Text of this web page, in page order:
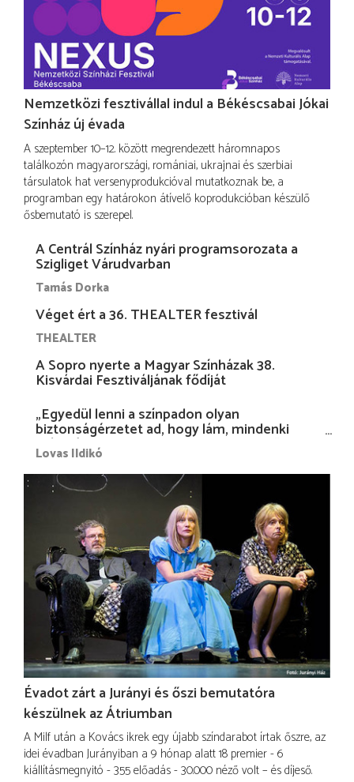
Nemzetközi fesztivállal indul a Békéscsabai Jókai
Színház új évada
A szeptember 10–12. között megrendezett háromnapos
találkozón magyarországi, romániai, ukrajnai és szerbiai
társulatok hat versenyprodukcióval mutatkoznak be, a
programban egy határokon átívelő koprodukcióban készülő
ősbemutató is szerepel.
A Centrál Színház nyári programsorozata a
Szigliget Várudvarban
Tamás Dorka
Véget ért a 36. THEALTER fesztivál
THEALTER
A Sopro nyerte a Magyar Színházak 38.
Kisvárdai Fesztiváljának fődíját
„Egyedül lenni a színpadon olyan
biztonságérzetet ad, hogy lám, mindenki
más nélkül is megvagyok magammal…”
Lovas Ildikó
Évadot zárt a Jurányi és őszi bemutatóra
készülnek az Átriumban
A Milf után a Kovács ikrek egy újabb színdarabot írtak őszre, az
idei évadban Jurányiban a 9 hónap alatt 18 premier - 6
kiállításmegnyitó - 355 előadás - 30.000 néző volt – és díjeső.